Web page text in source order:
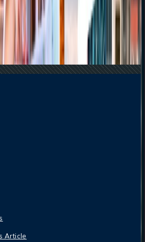
al paraíso: guía para enamorarte de
a las esperas: la magia de los chatbots en la
a Japón: 10 destinos icónicos que son
Article